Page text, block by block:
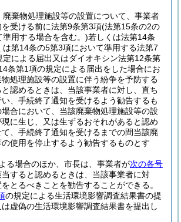
廃棄物処理施設等の設置について、事業者
受ける前に法第9条第3項(法第15条の2の
用する場合を含む。)若しくは法第14条
は第14条の5第3項において準用する法第7
定による届出又はダイオキシン法第12条第
条第1項の規定による届出をした場合にお
処理施設等の設置に伴う紛争を予防する
認めるときは、当該事業者に対し、直ち
、手続終了通知を受けるよう勧告するも
場合において、当該廃棄物処理施設等の設
に生じ、又は生ずるおそれがあると認め
、手続終了通知を受けるまでの間当該廃
使用を停止するよう勧告するものとす
る場合のほか、市長は、事業者が次の各号
すると認めるときは、当該事業者に対
とるべきことを勧告することができる。
の規定による生活環境影響調査結果書の提
虚偽の生活環境影響調査結果書を提出し